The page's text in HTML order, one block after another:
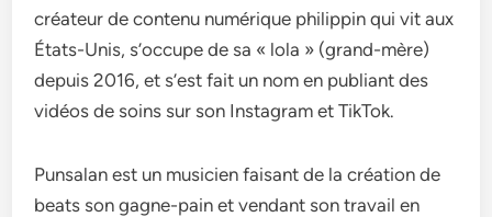
créateur de contenu numérique philippin qui vit aux
États-Unis, s’occupe de sa « lola » (grand-mère)
depuis 2016, et s’est fait un nom en publiant des
vidéos de soins sur son Instagram et TikTok.
Punsalan est un musicien faisant de la création de
beats son gagne-pain et vendant son travail en